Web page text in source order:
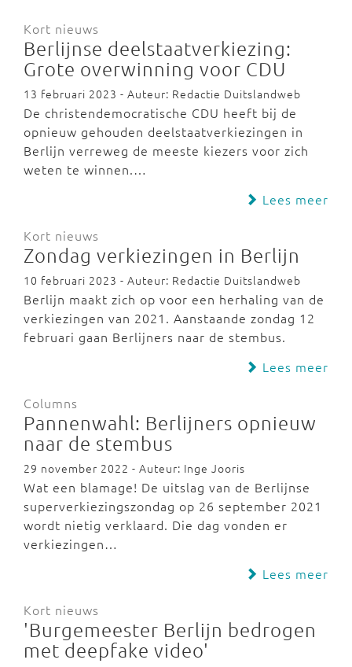
Kort nieuws
Berlijnse deelstaatverkiezing:
Grote overwinning voor CDU
13 februari 2023 - Auteur: Redactie Duitslandweb
De christendemocratische CDU heeft bij de
opnieuw gehouden deelstaatverkiezingen in
Berlijn verreweg de meeste kiezers voor zich
weten te winnen.…
Lees meer
Kort nieuws
Zondag verkiezingen in Berlijn
10 februari 2023 - Auteur: Redactie Duitslandweb
Berlijn maakt zich op voor een herhaling van de
verkiezingen van 2021. Aanstaande zondag 12
februari gaan Berlijners naar de stembus.
Lees meer
Columns
Pannenwahl: Berlijners opnieuw
naar de stembus
29 november 2022 - Auteur: Inge Jooris
Wat een blamage! De uitslag van de Berlijnse
superverkiezingszondag op 26 september 2021
wordt nietig verklaard. Die dag vonden er
verkiezingen…
Lees meer
Kort nieuws
'Burgemeester Berlijn bedrogen
met deepfake video'